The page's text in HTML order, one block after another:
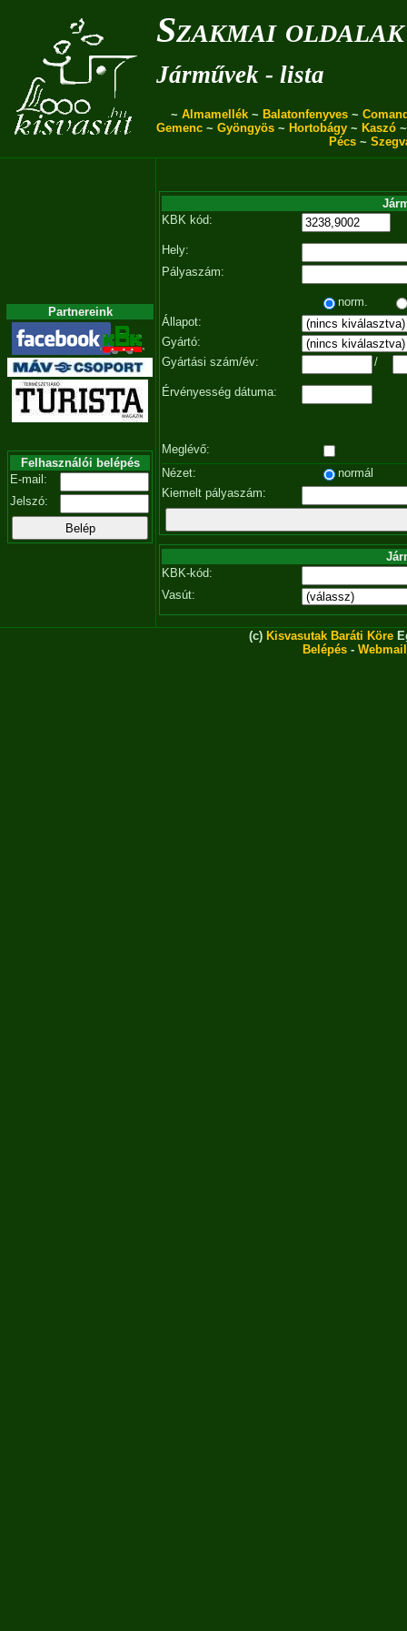
Szakmai oldalak
Járművek - lista
~ Almamellék ~ Balatonfenyves ~
Gemenc ~ Gyöngyös ~ Hortobágy ~ Kaszó
Pécs ~
Partnereink
Felhasználói belépés
E-mail:
Jelszó:
KBK kód:
Hely:
Pályaszám:
norm.
Állapot:
Gyártó:
Gyártási szám/év:
/
Érvényesség dátuma:
Meglévő:
Nézet:
normál
Kiemelt pályaszám:
KBK-kód:
Vasút:
(c) Kisvasutak Baráti Köre
Belépés - Webmail